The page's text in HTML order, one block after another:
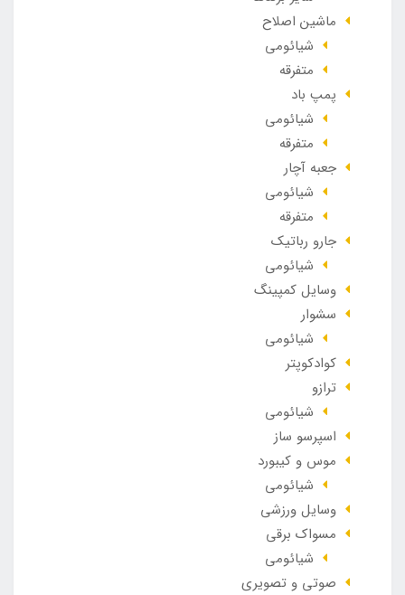
ماشین اصلاح
شیائومی
متفرقه
پمپ باد
شیائومی
متفرقه
جعبه آچار
شیائومی
متفرقه
جارو رباتیک
شیائومی
وسایل کمپینگ
سشوار
شیائومی
کوادکوپتر
ترازو
شیائومی
اسپرسو ساز
موس و کیبورد
شیائومی
وسایل ورزشی
مسواک برقی
شیائومی
صوتی و تصویری